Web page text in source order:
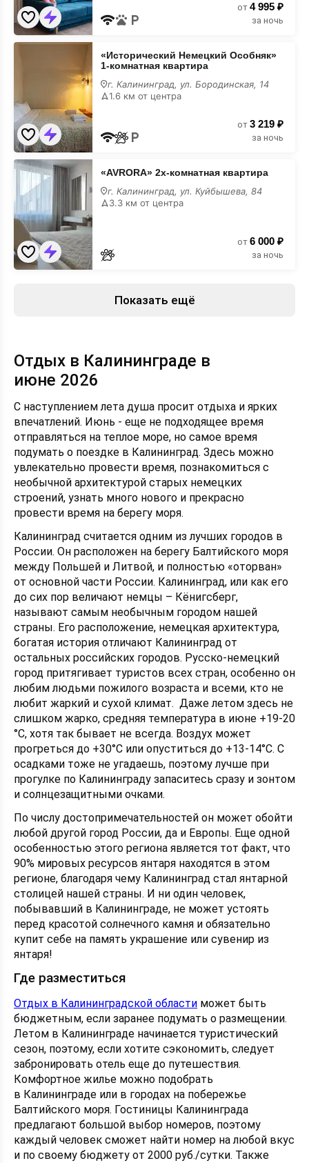
июне
от 4 995 ₽
за ночь
«Исторический
комнатная
квартира
июне
«Исторический Немецкий Особняк»
1-комнатная квартира
г. Калининград, ул. Бородинская, 14
1.6 км от центра
от 3 219 ₽
за ночь
«AVRORA»
комнатная
квартира
июне
«AVRORA» 2х-комнатная квартира
г. Калининград, ул. Куйбышева, 84
3.3 км от центра
от 6 000 ₽
за ночь
Показать ещё
Отдых в Калининграде в
июне 2026
С наступлением лета душа просит отдыха и ярких
впечатлений. Июнь - еще не подходящее время
отправляться на теплое море, но самое время
подумать о поездке в Калининград. Здесь можно
увлекательно провести время, познакомиться с
необычной архитектурой старых немецких
строений, узнать много нового и прекрасно
провести время на берегу моря.
Калининград считается одним из лучших городов в
России. Он расположен на берегу Балтийского моря
между Польшей и Литвой, и полностью «оторван»
от основной части России. Калининград, или как его
до сих пор величают немцы – Кёнигсберг,
называют самым необычным городом нашей
страны. Его расположение, немецкая архитектура,
богатая история отличают Калининград от
остальных российских городов. Русско-немецкий
город притягивает туристов всех стран, особенно он
любим людьми пожилого возраста и всеми, кто не
любит жаркий и сухой климат. Даже летом здесь не
слишком жарко, средняя температура в июне +19-20
°С, хотя так бывает не всегда. Воздух может
прогреться до +30°C или опуститься до +13-14°C. С
осадками тоже не угадаешь, поэтому лучше при
прогулке по Калининграду запаситесь сразу и зонтом
и солнцезащитными очками.
По числу достопримечательностей он может обойти
любой другой город России, да и Европы. Еще одной
особенностью этого региона является тот факт, что
90% мировых ресурсов янтаря находятся в этом
регионе, благодаря чему Калининград стал янтарной
столицей нашей страны. И ни один человек,
побывавший в Калининграде, не может устоять
перед красотой солнечного камня и обязательно
купит себе на память украшение или сувенир из
янтаря!
Где разместиться
Отдых в Калининградской области может быть
бюджетным, если заранее подумать о размещении.
Летом в Калининграде начинается туристический
сезон, поэтому, если хотите сэкономить, следует
забронировать отель еще до путешествия.
Комфортное жилье можно подобрать
в Калининграде или в городах на побережье
Балтийского моря. Гостиницы Калининграда
предлагают большой выбор номеров, поэтому
каждый человек сможет найти номер на любой вкус
и по своему бюджету от 2000 руб./сутки. Также